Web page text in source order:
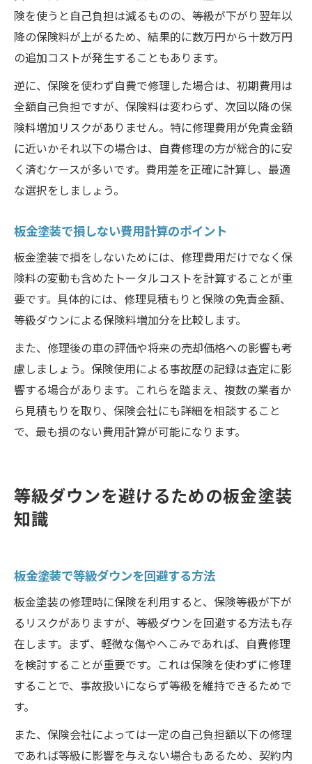
険を使うと自己負担は減るものの、等級が下がり翌年以
降の保険料が上がるため、結果的に数万円から十数万円
の追加コストが発生することもあります。
逆に、保険を使わず自費で修理した場合は、初期費用は
全額自己負担ですが、保険料は変わらず、次回以降の保
険料増加リスクがありません。特に修理費用が免責金額
に近いかそれ以下の場合は、自費修理の方が総合的に安
く済むケースが多いです。費用差を正確に計算し、最適
な選択をしましょう。
板金塗装で損しない費用計算のポイント
板金塗装で損をしないためには、修理費用だけでなく保
険料の変動も含めたトータルコストを計算することが重
要です。具体的には、修理見積もりと保険の免責金額、
等級ダウンによる保険料増加分を比較します。
また、修理後の車の評価や将来の売却価格への影響も考
慮しましょう。保険使用による事故歴の記録は査定に影
響する場合があります。これらを踏まえ、複数の業者か
ら見積もりを取り、保険会社にも詳細を相談すること
で、最も損のない費用計算が可能になります。
等級ダウンを避けるための板金塗装
知識
板金塗装で等級ダウンを回避する方法
板金塗装の修理時に保険を利用すると、保険等級が下が
るリスクがありますが、等級ダウンを回避する方法も存
在します。まず、軽微な傷やへこみであれば、自費修理
を検討することが重要です。これは保険を使わずに修理
することで、事故扱いにならず等級を維持できるためで
す。
また、保険会社によっては一定の自己負担額以下の修理
であれば等級に影響を与えない場合もあるため、契約内